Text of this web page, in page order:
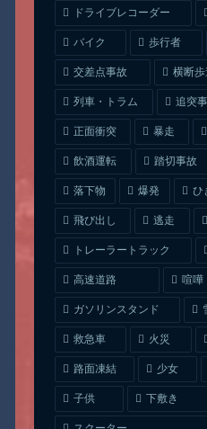
ドライブレコーダー
バイク 歩行者
交差点事故 横断歩
列車・トラム 追突
正面衝突 暴走
飲酒運転 踏切事故
落下物 爆発 ひ
飛び出し 逃走
トレーラートラック
高速道路 喧嘩
ガソリンスタンド
救急車 火災
路面凍結 少女
子供 下敷き